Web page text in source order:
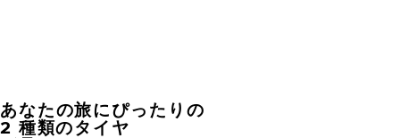
あなたの旅にぴったりの
2 種類のタイヤ